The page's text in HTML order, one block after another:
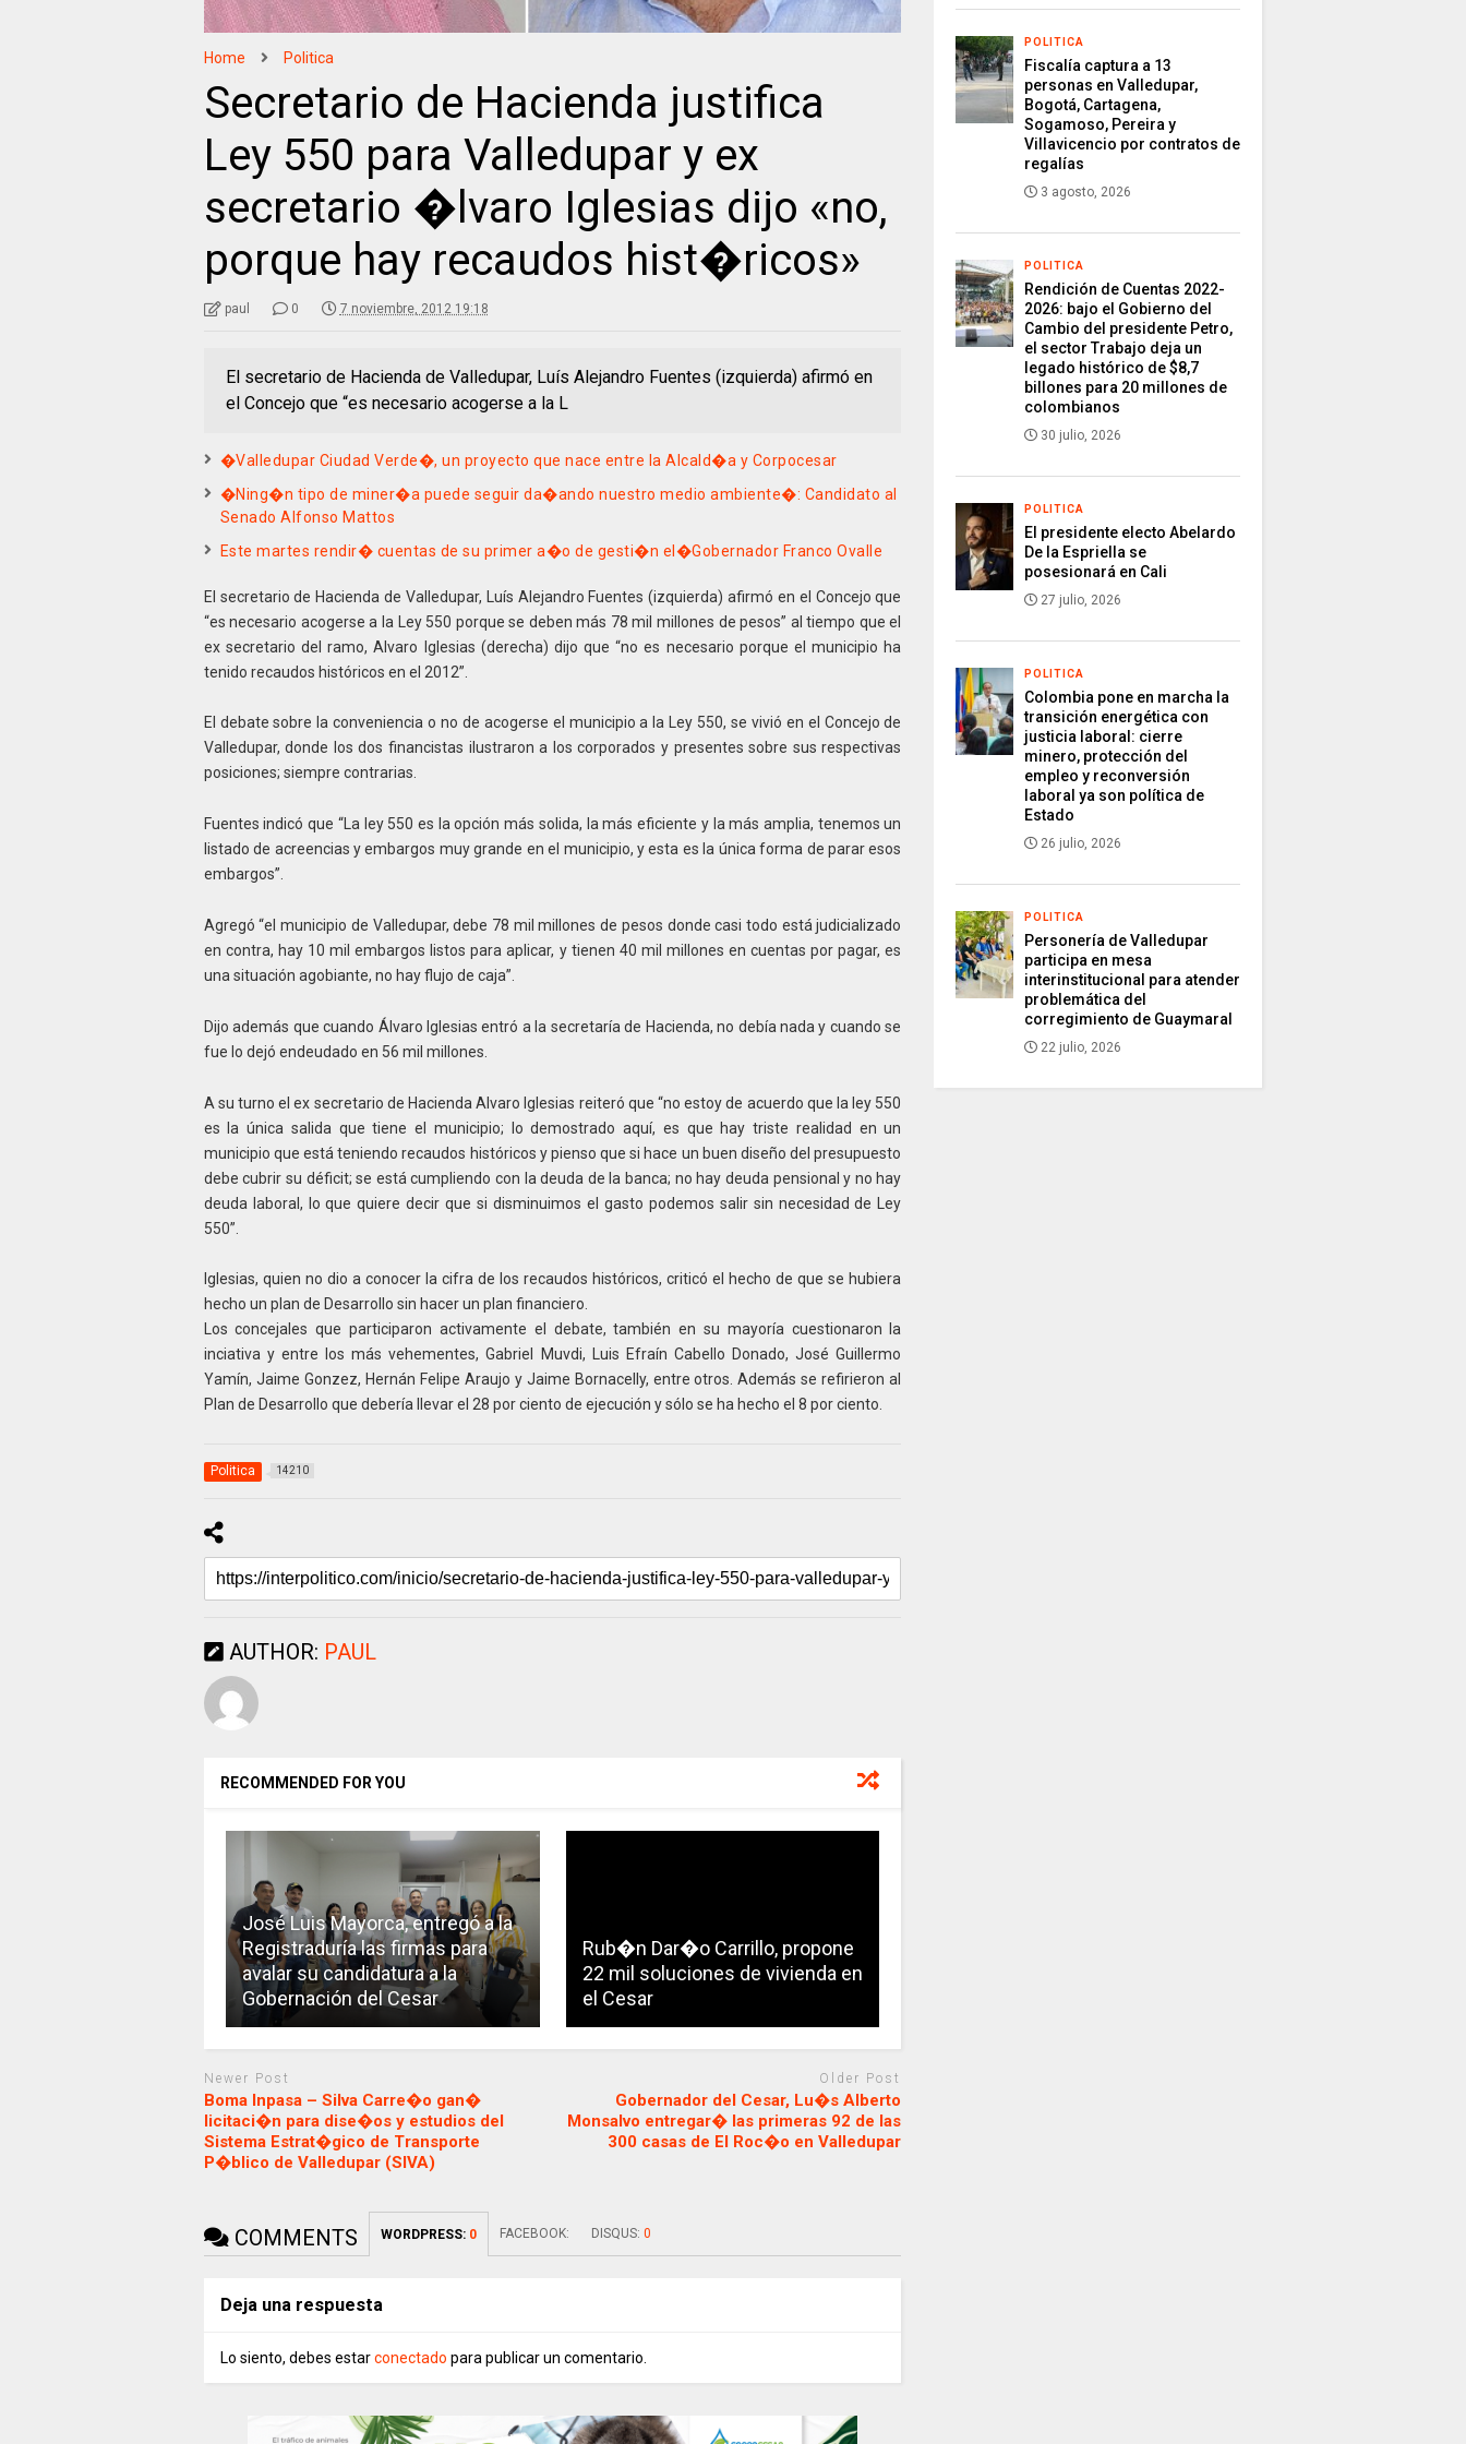
Home Politica
Secretario de Hacienda justifica
Ley 550 para Valledupar y ex
secretario �lvaro Iglesias dijo «no,
porque hay recaudos hist�ricos»
paul 0 7 noviembre, 2012 19:18
El secretario de Hacienda de Valledupar, Luís Alejandro Fuentes (izquierda) afirmó en
el Concejo que “es necesario acogerse a la L
�Valledupar Ciudad Verde�, un proyecto que nace entre la Alcald�a y Corpocesar
�Ning�n tipo de miner�a puede seguir da�ando nuestro medio ambiente�: Candidato al
Senado Alfonso Mattos
Este martes rendir� cuentas de su primer a�o de gesti�n el�Gobernador Franco Ovalle
El secretario de Hacienda de Valledupar, Luís Alejandro Fuentes (izquierda) afirmó en el Concejo que
“es necesario acogerse a la Ley 550 porque se deben más 78 mil millones de pesos” al tiempo que el
ex secretario del ramo, Alvaro Iglesias (derecha) dijo que “no es necesario porque el municipio ha
tenido recaudos históricos en el 2012”.
El debate sobre la conveniencia o no de acogerse el municipio a la Ley 550, se vivió en el Concejo de
Valledupar, donde los dos financistas ilustraron a los corporados y presentes sobre sus respectivas
posiciones; siempre contrarias.
Fuentes indicó que “La ley 550 es la opción más solida, la más eficiente y la más amplia, tenemos un
listado de acreencias y embargos muy grande en el municipio, y esta es la única forma de parar esos
embargos”.
Agregó “el municipio de Valledupar, debe 78 mil millones de pesos donde casi todo está judicializado
en contra, hay 10 mil embargos listos para aplicar, y tienen 40 mil millones en cuentas por pagar, es
una situación agobiante, no hay flujo de caja”.
Dijo además que cuando Álvaro Iglesias entró a la secretaría de Hacienda, no debía nada y cuando se
fue lo dejó endeudado en 56 mil millones.
A su turno el ex secretario de Hacienda Alvaro Iglesias reiteró que “no estoy de acuerdo que la ley 550
es la única salida que tiene el municipio; lo demostrado aquí, es que hay triste realidad en un
municipio que está teniendo recaudos históricos y pienso que si hace un buen diseño del presupuesto
debe cubrir su déficit; se está cumpliendo con la deuda de la banca; no hay deuda pensional y no hay
deuda laboral, lo que quiere decir que si disminuimos el gasto podemos salir sin necesidad de Ley
550”.
Iglesias, quien no dio a conocer la cifra de los recaudos históricos, criticó el hecho de que se hubiera
hecho un plan de Desarrollo sin hacer un plan financiero.
Los concejales que participaron activamente el debate, también en su mayoría cuestionaron la
inciativa y entre los más vehementes, Gabriel Muvdi, Luis Efraín Cabello Donado, José Guillermo
Yamín, Jaime Gonzez, Hernán Felipe Araujo y Jaime Bornacelly, entre otros. Además se refirieron al
Plan de Desarrollo que debería llevar el 28 por ciento de ejecución y sólo se ha hecho el 8 por ciento.
Politica 14210
AUTHOR: PAUL
RECOMMENDED FOR YOU
José Luis Mayorca, entregó a la
Registraduría las firmas para
avalar su candidatura a la
Gobernación del Cesar
Rub�n Dar�o Carrillo, propone
22 mil soluciones de vivienda en
el Cesar
Newer Post
Boma Inpasa – Silva Carre�o gan�
licitaci�n para dise�os y estudios del
Sistema Estrat�gico de Transporte
P�blico de Valledupar (SIVA)
Older Post
Gobernador del Cesar, Lu�s Alberto
Monsalvo entregar� las primeras 92 de las
300 casas de El Roc�o en Valledupar
COMMENTS WORDPRESS: 0 FACEBOOK: DISQUS: 0
Deja una respuesta
Lo siento, debes estarconectado para publicar un comentario.
POLITICA
Fiscalía captura a 13
personas en Valledupar,
Bogotá, Cartagena,
Sogamoso, Pereira y
Villavicencio por contratos de
regalías
3 agosto, 2026
POLITICA
Rendición de Cuentas 2022-
2026: bajo el Gobierno del
Cambio del presidente Petro,
el sector Trabajo deja un
legado histórico de $8,7
billones para 20 millones de
colombianos
30 julio, 2026
POLITICA
El presidente electo Abelardo
De la Espriella se
posesionará en Cali
27 julio, 2026
POLITICA
Colombia pone en marcha la
transición energética con
justicia laboral: cierre
minero, protección del
empleo y reconversión
laboral ya son política de
Estado
26 julio, 2026
POLITICA
Personería de Valledupar
participa en mesa
interinstitucional para atender
problemática del
corregimiento de Guaymaral
22 julio, 2026